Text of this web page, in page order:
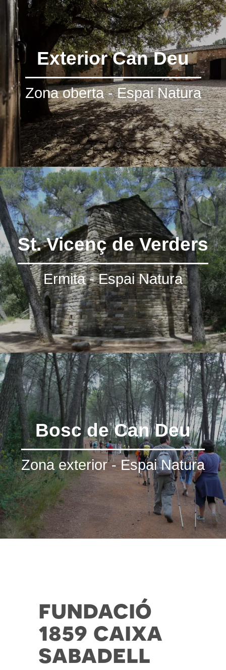
Exterior Can Deu
Zona oberta - Espai Natura
St. Vicenç de Verders
Ermita - Espai Natura
Bosc de Can Deu
Zona exterior - Espai Natura
fundació
1859 caixa
sabadell